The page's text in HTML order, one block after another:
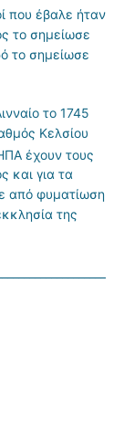
που έβαλε ήταν
το σημείωσε
το σημείωσε
το 1745
Κελσίου
έχουν τους
και για τα
από φυματίωση
της